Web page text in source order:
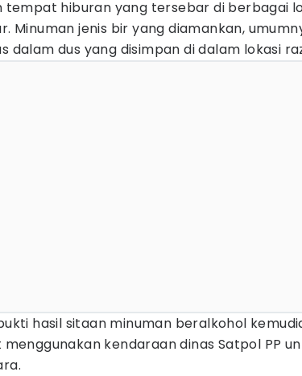
tempat hiburan yang tersebar di berbagai
Minuman jenis bir yang diamankan,
dalam dus yang disimpan di dalam lokasi
hasil sitaan minuman beralkohol
menggunakan kendaraan dinas Satpol PP